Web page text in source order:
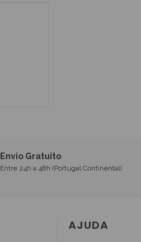
Envio Gratuito
Entre 24h a 48h (Portugal Continental)
AJUDA